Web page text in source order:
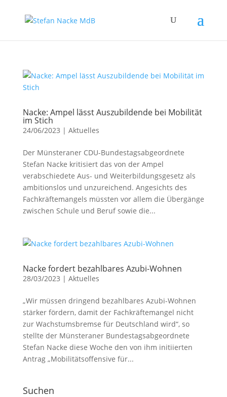
Nacke: Ampel lässt Auszubildende bei Mobilität
im Stich
24/06/2023 | Aktuelles
Der Münsteraner CDU-Bundestagsabgeordnete
Stefan Nacke kritisiert das von der Ampel
verabschiedete Aus- und Weiterbildungsgesetz als
ambitionslos und unzureichend. Angesichts des
Fachkräftemangels müssten vor allem die Übergänge
zwischen Schule und Beruf sowie die...
Nacke fordert bezahlbares Azubi-Wohnen
28/03/2023 | Aktuelles
„Wir müssen dringend bezahlbares Azubi-Wohnen
stärker fördern, damit der Fachkräftemangel nicht
zur Wachstumsbremse für Deutschland wird“, so
stellte der Münsteraner Bundestagsabgeordnete
Stefan Nacke diese Woche den von ihm initiierten
Antrag „Mobilitätsoffensive für...
Suchen